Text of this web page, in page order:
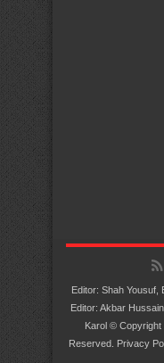
Editor: Shah Yousuf,
Editor: Akbar
Karol © Copyright
Reserved. Privacy